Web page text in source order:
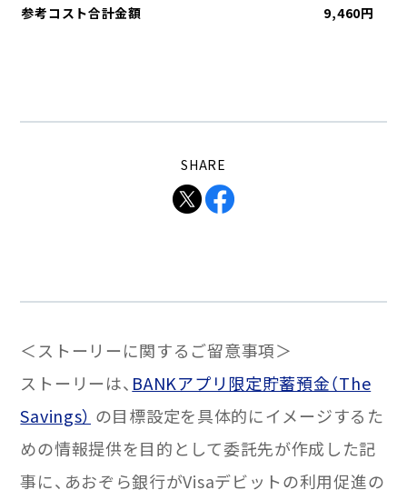
参考コスト合計金額
9,460円
SHARE
＜ストーリーに関するご留意事項＞
ストーリーは、 BANKアプリ限定貯蓄預金（The
Savings） の目標設定を具体的にイメージするた
めの情報提供を目的として委託先が作成した記
事に、あおぞら銀行がVisaデビットの利用促進の